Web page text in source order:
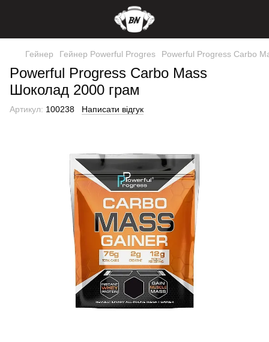
Гейнер Гейнер Powerful Progres Powerful Progress Carbo
Powerful Progress Carbo Mass
Шоколад 2000 грам
Артикул: 100238 Написати відгук